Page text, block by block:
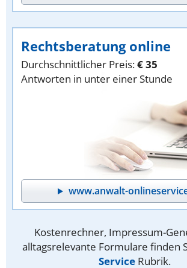
Rechtsberatung online
Durchschnittlicher Preis:€ 35
Antworten in unter einer Stunde
www.anwalt-
Kostenrechner, Impressum-
alltagsrelevante Formulare finden
Service Rubrik.